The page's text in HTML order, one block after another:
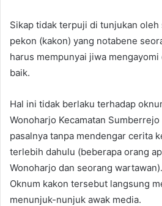
Sikap tidak terpuji di tunjukan
pekon (kakon) yang notabene
harus mempunyai jiwa
baik.
Hal ini tidak berlaku terhadap
Wonoharjo Kecamatan
pasalnya tanpa mendengar cerita
terlebih dahulu (beberapa orang
Wonoharjo dan seorang wartawan).
Oknum kakon tersebut langsung
menunjuk-nunjuk awak media.